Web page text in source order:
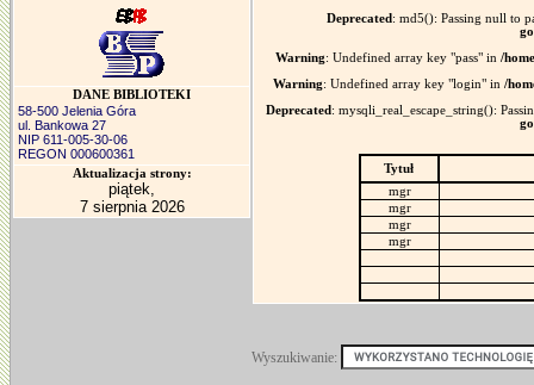
DANE BIBLIOTEKI
58-500 Jelenia Góra
ul. Bankowa 27
NIP 611-005-30-06
REGON 000600361
Aktualizacja strony:
piątek,
7 sierpnia 2026
Deprecated : md5(): Passing null to
Warning: Undefined array key "pass" in /
Warning: Undefined array key "login" in /
Deprecated : mysqli_real_escape_string():
Tytuł
mgr
mgr
mgr
mgr
Wyszukiwanie: